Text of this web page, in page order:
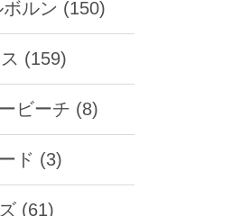
ルン (150)
(159)
ビーチ (8)
ド (3)
(61)